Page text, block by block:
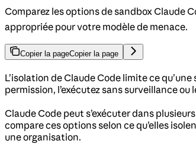
Comparez les options de sandbox Claude
appropriée pour votre modèle de menace.
Copier la pageCopier la page
L’isolation de Claude Code limite ce
permission, l’exécutez sans surveillance
Claude Code peut s’exécuter dans
compare ces options selon ce qu’elles
une organisation.